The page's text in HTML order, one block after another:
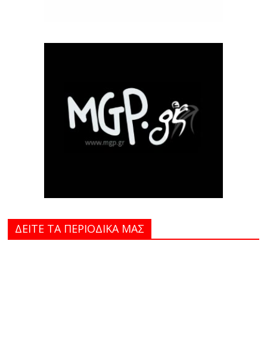
ΔΕΙΤΕ ΤΑ ΠΕΡΙΟΔΙΚΑ MAΣ